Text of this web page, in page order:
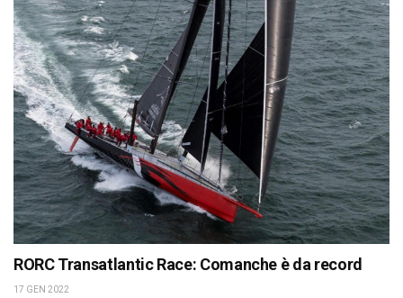
RORC Transatlantic Race: Comanche è da record
17 GEN 2022